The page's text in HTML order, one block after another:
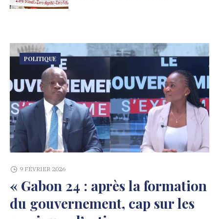
POLITIQUE
9 FÉVRIER 2026
« Gabon 24 : après la formation
du gouvernement, cap sur les